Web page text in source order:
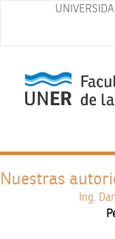
Nuestras
Ing.